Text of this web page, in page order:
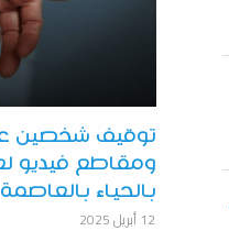
توقيف شخصين
ومقاطع فيديو
بالحياء بالعاصمة
12 أبريل 2025